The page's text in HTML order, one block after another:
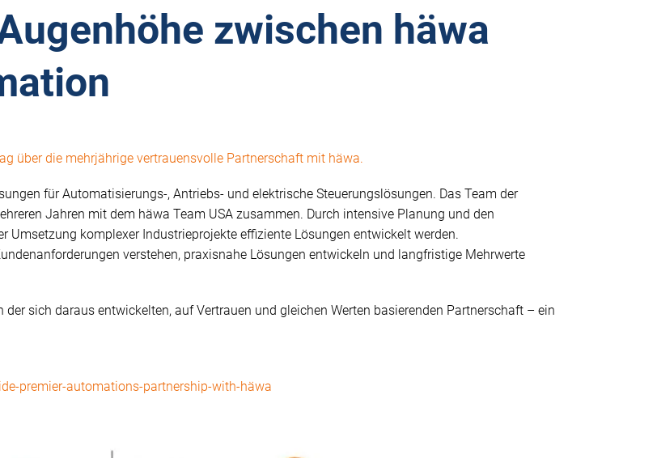
zwischen häwa
über die mehrjährige vertrauensvolle Partnerschaft mit häwa.
für Automatisierungs-, Antriebs- und elektrische Steuerungslösungen. Das Team der
Jahren mit dem häwa Team USA zusammen. Durch intensive Planung und den
Umsetzung komplexer Industrieprojekte effiziente Lösungen entwickelt werden.
verstehen, praxisnahe Lösungen entwickeln und langfristige Mehrwerte
sich daraus entwickelten, auf Vertrauen und gleichen Werten basierenden Partnerschaft – ein
premier-automations-partnership-with-häwa